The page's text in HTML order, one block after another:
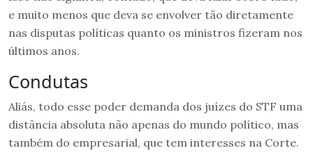
e muito menos que deva se envolver tão diretamente
nas disputas políticas quanto os ministros fizeram nos
últimos anos.
Condutas
Aliás, todo esse poder demanda dos juízes do STF uma
distância absoluta não apenas do mundo político, mas
também do empresarial, que tem interesses na Corte.